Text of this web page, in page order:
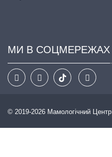
МИ В СОЦМЕРЕЖАХ
© 2019-2026 Мамологічний Центр